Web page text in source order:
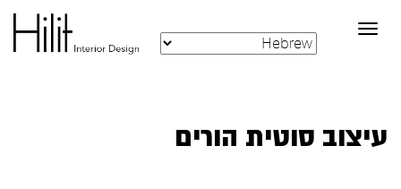
Toggle
navigation
עיצוב סוטית הורים